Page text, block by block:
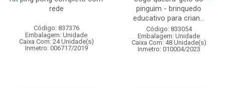
rede
Código: 837376
Embalagem: Unidade
Caixa Com: 24 Unidade(s)
Inmetro: 006717/2019
pinguim - brinquedo
educativo para crian...
Código: 833054
Embalagem: Unidade
Caixa Com: 48 Unidade(s)
Inmetro: 010004/2023